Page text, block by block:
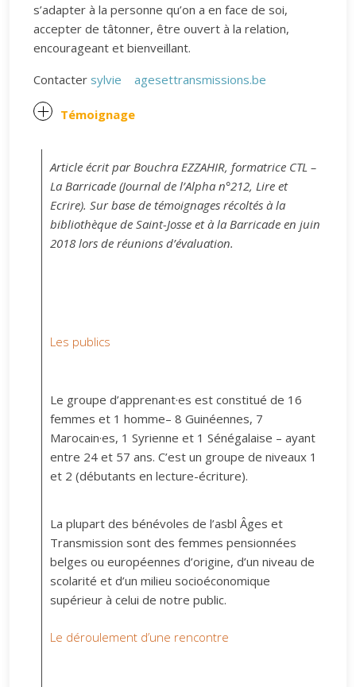
s’adapter à la personne qu’on a en face de soi,
accepter de tâtonner, être ouvert à la relation,
encourageant et bienveillant.
Contacter sylvie agesettransmissions.be
Témoignage
Article écrit par Bouchra EZZAHIR, formatrice CTL –
La Barricade (Journal de l’Alpha n°212, Lire et
Ecrire). Sur base de témoignages récoltés à la
bibliothèque de Saint-Josse et à la Barricade en juin
2018 lors de réunions d’évaluation.
Les publics
Le groupe d’apprenant·es est constitué de 16
femmes et 1 homme– 8 Guinéennes, 7
Marocain·es, 1 Syrienne et 1 Sénégalaise – ayant
entre 24 et 57 ans. C’est un groupe de niveaux 1
et 2 (débutants en lecture-écriture).
La plupart des bénévoles de l’asbl Âges et
Transmission sont des femmes pensionnées
belges ou européennes d’origine, d’un niveau de
scolarité et d’un milieu socioéconomique
supérieur à celui de notre public.
Le déroulement d’une rencontre